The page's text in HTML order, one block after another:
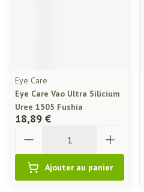
Eye Care
Eye Care Vao Ultra Silicium
Uree 1505 Fushia
18,89 €
Ajouter au panier